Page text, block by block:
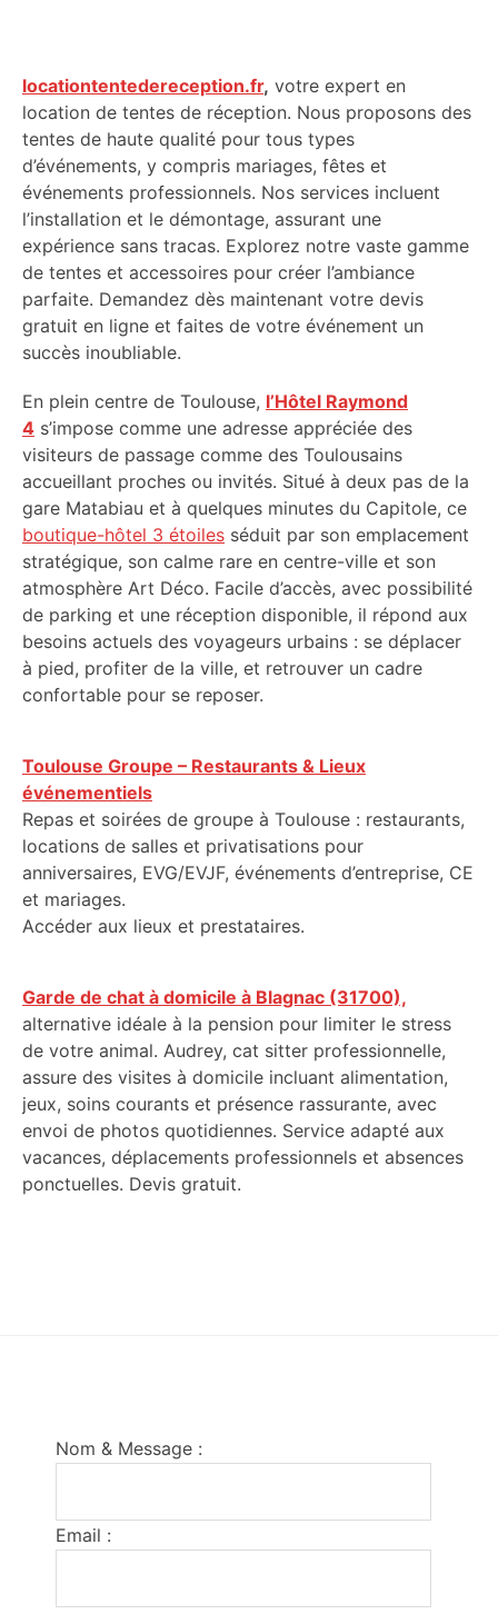
locationtentedereception.fr, votre expert en
location de tentes de réception. Nous proposons des
tentes de haute qualité pour tous types
d’événements, y compris mariages, fêtes et
événements professionnels. Nos services incluent
l’installation et le démontage, assurant une
expérience sans tracas. Explorez notre vaste gamme
de tentes et accessoires pour créer l’ambiance
parfaite. Demandez dès maintenant votre devis
gratuit en ligne et faites de votre événement un
succès inoubliable.
En plein centre de Toulouse, l’Hôtel Raymond
4 s’impose comme une adresse appréciée des
visiteurs de passage comme des Toulousains
accueillant proches ou invités. Situé à deux pas de la
gare Matabiau et à quelques minutes du Capitole, ce
boutique-hôtel 3 étoiles séduit par son emplacement
stratégique, son calme rare en centre-ville et son
atmosphère Art Déco. Facile d’accès, avec possibilité
de parking et une réception disponible, il répond aux
besoins actuels des voyageurs urbains : se déplacer
à pied, profiter de la ville, et retrouver un cadre
confortable pour se reposer.
Toulouse Groupe – Restaurants & Lieux
événementiels
Repas et soirées de groupe à Toulouse : restaurants,
locations de salles et privatisations pour
anniversaires, EVG/EVJF, événements d’entreprise, CE
et mariages.
Accéder aux lieux et prestataires.
Garde de chat à domicile à Blagnac (31700),
alternative idéale à la pension pour limiter le stress
de votre animal. Audrey, cat sitter professionnelle,
assure des visites à domicile incluant alimentation,
jeux, soins courants et présence rassurante, avec
envoi de photos quotidiennes. Service adapté aux
vacances, déplacements professionnels et absences
ponctuelles. Devis gratuit.
Nom & Message :
Email :